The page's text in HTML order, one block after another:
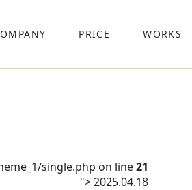
PRICE WORKS
single.php on line21
">2025.04.18